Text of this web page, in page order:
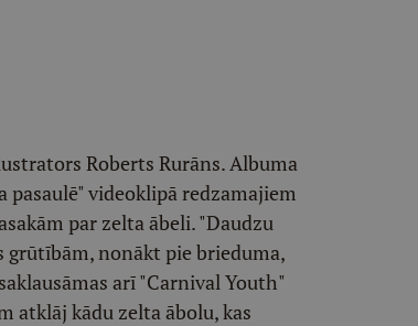
Roberts Rurāns. Albuma
pasaulē" videoklipā redzamajiem
par zelta ābeli. "Daudzu
grūtībām, nonākt pie brieduma,
arī "Carnival Youth"
atklāj kādu zelta ābolu, kas